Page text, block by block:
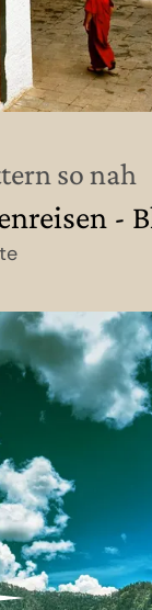
so nah
-